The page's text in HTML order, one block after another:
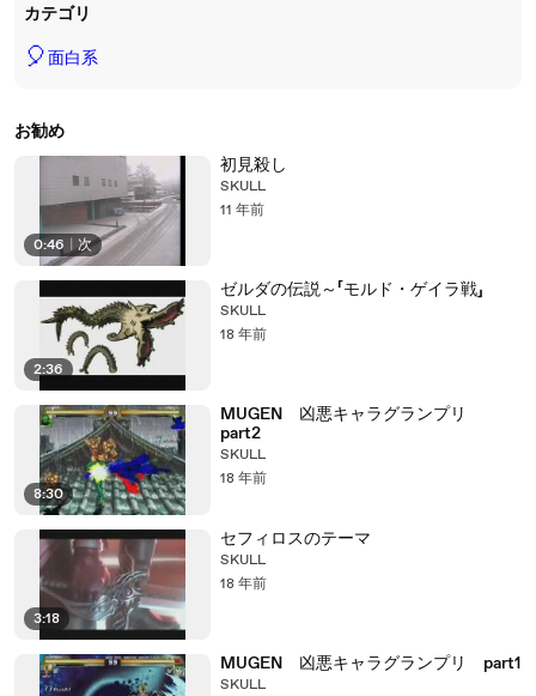
カテゴリ
🎈面白系
お勧め
0:46 次
初見殺し
SKULL
11 年前
2:36
ゼルダの伝説～「モルド・ゲイラ戦」
SKULL
18 年前
8:30
MUGEN 凶悪キャラグランプリ
part2
SKULL
18 年前
3:18
セフィロスのテーマ
SKULL
18 年前
MUGEN 凶悪キャラグランプリ part1
SKULL